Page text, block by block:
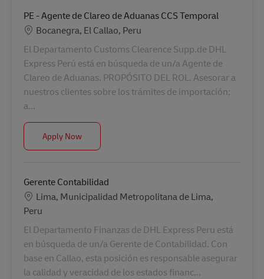
PE - Agente de Clareo de Aduanas CCS Temporal
Location
Bocanegra, El Callao, Peru
El Departamento Customs Clearence Supp.de DHL
Express Perú está en búsqueda de un/a Agente de
Clareo de Aduanas. PROPÓSITO DEL ROL. Asesorar a
nuestros clientes sobre los trámites de importación;
a...
Apply NowPE - Agente de Clareo de Aduanas CCS Temporal
Gerente Contabilidad
Location
Lima, Municipalidad Metropolitana de Lima,
Peru
El Departamento Finanzas de DHL Express Peru está
en búsqueda de un/a Gerente de Contabilidad. Con
base en Callao, esta posición es responsable asegurar
la calidad y veracidad de los estados financ...